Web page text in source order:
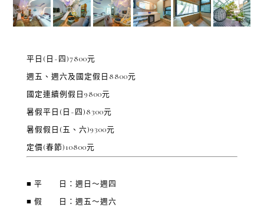
平日(日~四)7800元
週五、週六及國定假日8800元
國定連續例假日9800元
暑假平日(日~四)8300元
暑假假日(五、六)9300元
定價(春節)10800元
■ 平 日：週日～週四
■ 假 日：週五～週六